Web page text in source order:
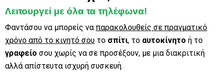
Λειτουργεί με όλα τα τηλέφωνα!
Φαντάσου να μπορείς να παρακολουθείς σε πραγματικό
χρόνο από το κινητό σου το σπίτι, το αυτοκίνητο ή το
γραφείο σου χωρίς να σε προσέξουν, με μια διακριτική
αλλά απίστευτα ισχυρή συσκευή.